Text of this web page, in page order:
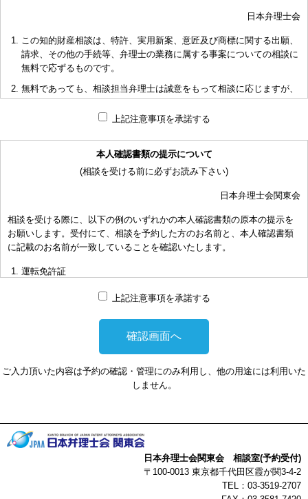
日本弁理士会
この知的財産相談は、特許、実用新案、意匠及び商標に関する出願、
請求、その他の手続等、弁理士の業務に属する事案についての相談に
無料で応ずるものです。
無料であっても、相談担当弁理士は誠意をもって相談に応じますが、
もありますことを予めご了承下さい。
め、相談内容について、相談担当弁理士も当会も法的責任を負うもの
ではないことを予めご了承下さい。
お申し出により、相談担当弁理士に対して調査、出願等の相談事案を
依頼された場合には、通常の受任事件として有料となります。また、
その場合は、依頼者と弁理士個人との関係となり、当会は関与しませ
によって、また、特許事務所によって異なりますので、詳細は特許事
非対面型の相談はWEB会議システムを利用して実施します。WEB会
議システムを利用する事によって生じた不利益または損害に対して、
当会は、一切の責任を負い兼ねます。この点あらかじめご了承くださ
い。
上記注意事項を承諾する
本人確認書類の提示について
(相談を受ける前に必ずお読み下さい)
日本弁理士会関東会
相談を受ける際に、以下の例のいずれかの本人確認書類の原本の提示を
お願いします。受付にて、相談を予約した方のお名前と、本人確認書類
に記載のお名前が一致していることを確認いたします。
運転免許証
マイナンバーカード
本人確認書類を提示頂けない場合は、相談を受けることができません。
上記注意事項を承諾する
ご入力頂いた内容は予約の確認・管理にのみ利用し、他の用途には利用いた
しません。
日本弁理士会関東会 相談室(予約受付)
〒100-0013 東京都千代田区霞が関3-4-2
TEL：03-3519-2707